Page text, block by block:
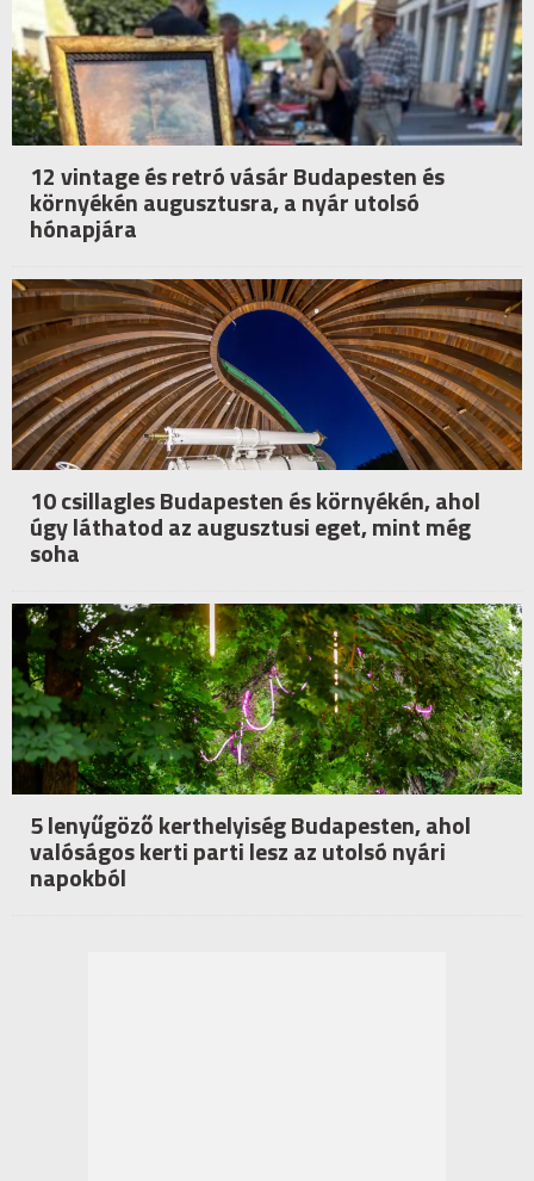
12 vintage és retró vásár Budapesten és
környékén augusztusra, a nyár utolsó
hónapjára
10 csillagles Budapesten és környékén, ahol
úgy láthatod az augusztusi eget, mint még
soha
5 lenyűgöző kerthelyiség Budapesten, ahol
valóságos kerti parti lesz az utolsó nyári
napokból